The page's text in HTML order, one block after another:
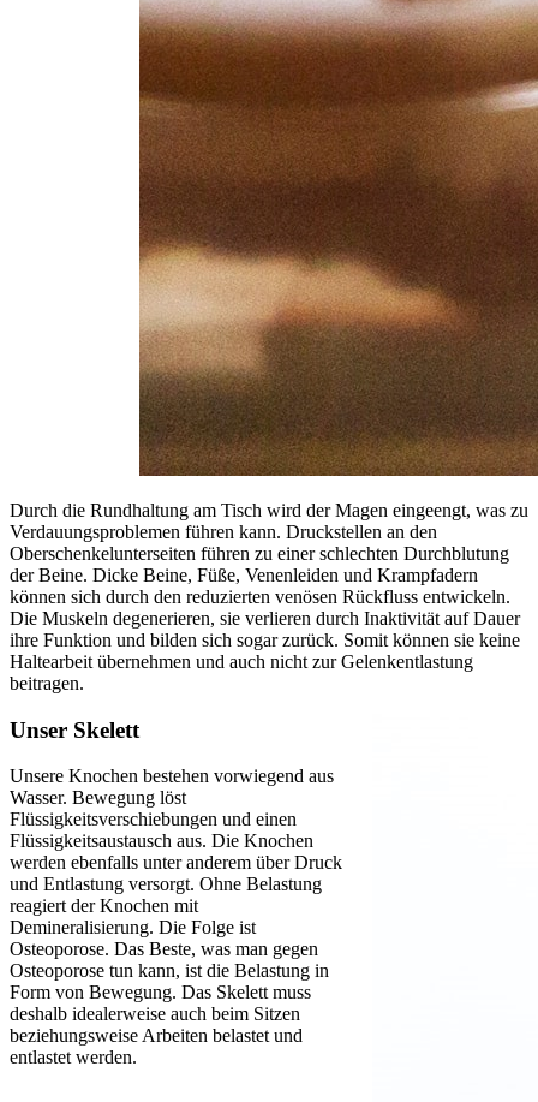
Durch die Rundhaltung am Tisch wird der Magen eingeengt, was zu
Verdauungsproblemen führen kann. Druckstellen an den
Oberschenkelunterseiten führen zu einer schlechten Durchblutung
der Beine. Dicke Beine, Füße, Venenleiden und Krampfadern
können sich durch den reduzierten venösen Rückfluss entwickeln.
Die Muskeln degenerieren, sie verlieren durch Inaktivität auf Dauer
ihre Funktion und bilden sich sogar zurück. Somit können sie keine
Haltearbeit übernehmen und auch nicht zur Gelenkentlastung
beitragen.
Unser Skelett
Unsere Knochen bestehen vorwiegend aus
Wasser. Bewegung löst
Flüssigkeitsverschiebungen und einen
Flüssigkeitsaustausch aus. Die Knochen
werden ebenfalls unter anderem über Druck
und Entlastung versorgt. Ohne Belastung
reagiert der Knochen mit
Demineralisierung. Die Folge ist
Osteoporose. Das Beste, was man gegen
Osteoporose tun kann, ist die Belastung in
Form von Bewegung. Das Skelett muss
deshalb idealerweise auch beim Sitzen
beziehungsweise Arbeiten belastet und
entlastet werden.